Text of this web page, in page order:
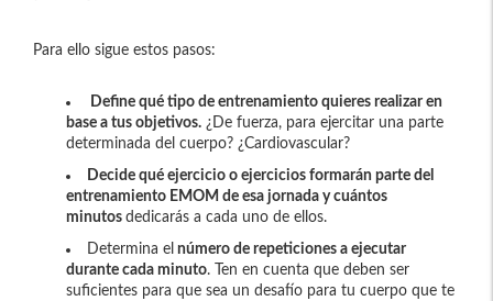
Para ello sigue estos pasos:
Define qué tipo de entrenamiento quieres realizar en
base a tus objetivos. ¿De fuerza, para ejercitar una parte
determinada del cuerpo? ¿Cardiovascular?
Decide qué ejercicio o ejercicios formarán parte del
entrenamiento EMOM de esa jornada y cuántos
minutos dedicarás a cada uno de ellos.
Determina el número de repeticiones a ejecutar
durante cada minuto. Ten en cuenta que deben ser
suficientes para que sea un desafío para tu cuerpo que te